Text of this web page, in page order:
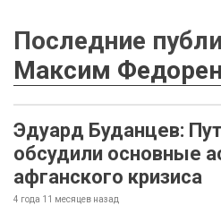
Последние
Максим
Эдуард Буданцев:
обсудили основные
афганского кризиса
4 года 11 месяцев назад